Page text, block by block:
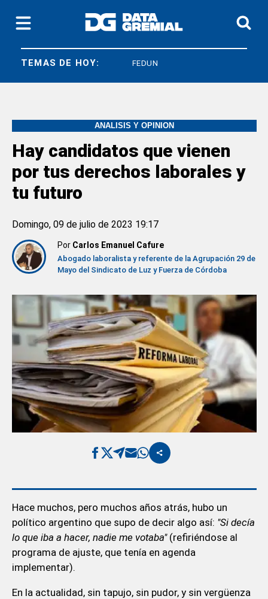
TEMAS DE HOY:
SICONARA FEDUN
ANÁLISIS Y OPINIÓN
Hay candidatos que vienen
por tus derechos laborales y
tu futuro
Por Carlos Emanuel Cafure
Abogado laboralista y referente de la Agrupación 29 de
Mayo del Sindicato de Luz y Fuerza de Córdoba
Domingo, 09 de julio de 2023 19:17
Hace muchos, pero muchos años atrás, hubo un
político argentino que supo de decir algo así: "Si decía
lo que iba a hacer, nadie me votaba"(refiriéndose al
programa de ajuste, que tenía en agenda
implementar).
En la actualidad, sin tapujo, sin pudor, y sin vergüenza